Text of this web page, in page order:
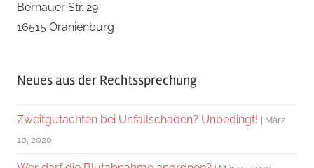
Bernauer Str. 29
16515 Oranienburg
Neues aus der Rechtssprechung
Zweitgutachten bei Unfallschaden? Unbedingt!
März
10, 2020